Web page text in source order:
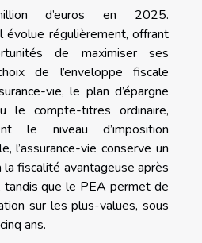
d’euros en 2025.
évolue régulièrement, offrant
de maximiser ses
de l’enveloppe fiscale
vie, le plan d’épargne
le compte-titres ordinaire,
le niveau d’imposition
l’assurance-vie conserve un
fiscalité avantageuse après
que le PEA permet de
sur les plus-values, sous
ans.